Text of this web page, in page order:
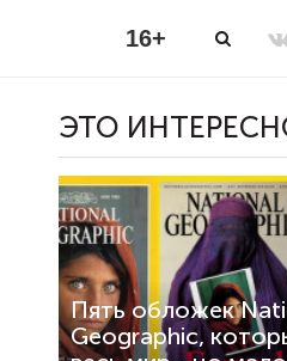
16+
ЭТО
Пять обложек
Geographic,